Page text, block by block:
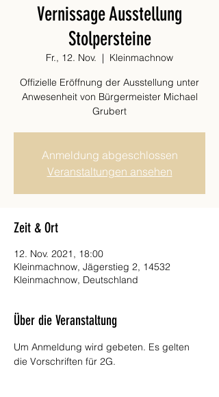
Vernissage Ausstellung
Stolpersteine
Fr., 12. Nov.
  |
Kleinmachnow
Offizielle Eröffnung der Ausstellung unter
Anwesenheit von Bürgermeister Michael
Grubert
Anmeldung abgeschlossen
Veranstaltungen ansehen
Zeit & Ort
12. Nov. 2021, 18:00
Kleinmachnow, Jägerstieg 2, 14532
Kleinmachnow, Deutschland
Über die Veranstaltung
Um Anmeldung wird gebeten. Es gelten
die Vorschriften für 2G.